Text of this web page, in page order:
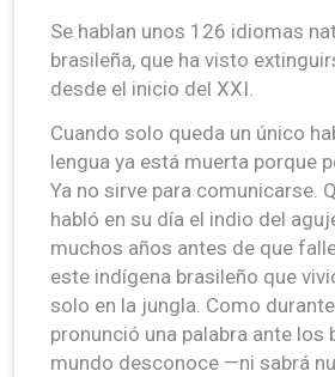
Se hablan unos 126 idiomas
brasileña, que ha visto
desde el inicio del XXI.
Cuando solo queda un único
lengua ya está muerta porque
Ya no sirve para comunicarse.
habló en su día el indio del
muchos años antes de que
este indígena brasileño que
solo en la jungla. Como
pronunció una palabra ante los
mundo desconoce —ni sabrá